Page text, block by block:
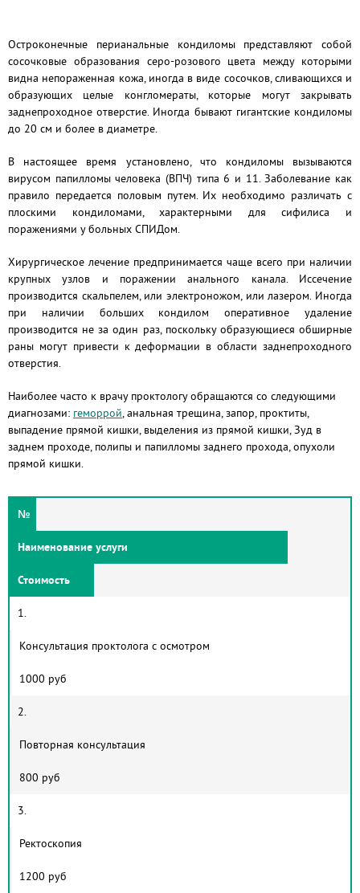
Остроконечные перианальные кондиломы представляют собой
сосочковые образования серо-розового цвета между которыми
видна непораженная кожа, иногда в виде сосочков, сливающихся и
образующих целые конгломераты, которые могут закрывать
заднепроходное отверстие. Иногда бывают гигантские кондиломы
до 20 см и более в диаметре.
В настоящее время установлено, что кондиломы вызываются
вирусом папилломы человека (ВПЧ) типа 6 и 11.Заболевание как
правило передается половым путем. Их необходимо различать с
плоскими кондиломами, характерными для сифилиса и
поражениями у больных СПИДом.
Хирургическое лечение предпринимается чаще всего при наличии
крупных узлов и поражении анального канала. Иссечение
производится скальпелем, или электроножом, или лазером. Иногда
при наличии больших кондилом оперативное удаление
производится не за один раз, поскольку образующиеся обширные
раны могут привести к деформации в области заднепроходного
отверстия.
Наиболее часто к врачу проктологу обращаются со следующими
диагнозами: геморрой, анальная трещина, запор, проктиты,
выпадение прямой кишки, выделения из прямой кишки, Зуд в
заднем проходе, полипы и папилломы заднего прохода, опухоли
прямой кишки.
№
Наименование услуги
Стоимость
1.
Консультация проктолога с осмотром
1000 руб
2.
Повторная консультация
800 руб
3.
Ректоскопия
1200 руб